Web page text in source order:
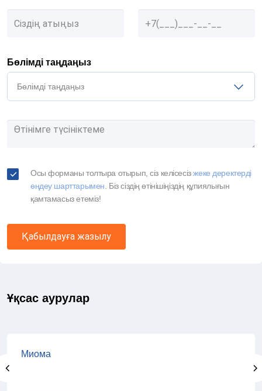
Бөлімді таңдаңыз
Бөлімді таңдаңыз
Осы форманы толтыра отырып, сіз келісесізжеке деректерді
өңдеу шарттарымен. Біз сіздің өтінішіңіздің құпиялығын
қамтамасыз етеміз!
Қабылдауға жазылу
Ұқсас аурулар
Миома